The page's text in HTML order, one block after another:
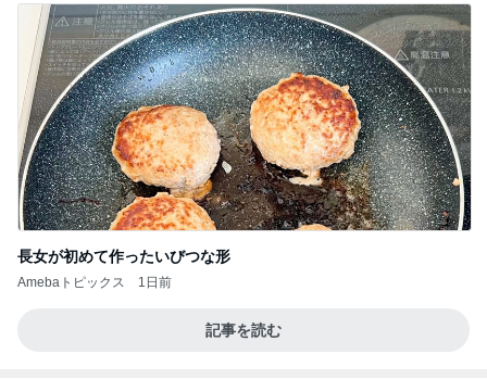
長女が初めて作ったいびつな形
Amebaトピックス 1日前
記事を読む